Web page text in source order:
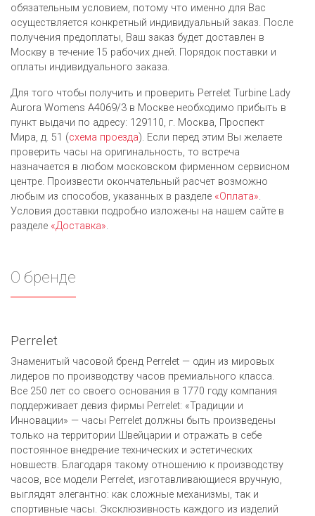
обязательным условием, потому что именно для Вас
осуществляется конкретный индивидуальный заказ. После
получения предоплаты, Ваш заказ будет доставлен в
Москву в течение 15 рабочих дней. Порядок поставки и
оплаты индивидуального заказа.
Для того чтобы получить и проверить Perrelet Turbine Lady
Aurora Womens A4069/3 в Москве необходимо прибыть в
пункт выдачи по адресу: 129110, г. Москва, Проспект
Мира, д. 51 (схема проезда). Если перед этим Вы желаете
проверить часы на оригинальность, то встреча
назначается в любом московском фирменном сервисном
центре. Произвести окончательный расчет возможно
любым из cпособов, указанных в разделе «Оплата».
Условия доставки подробно изложены на нашем сайте в
разделе «Доставка».
О бренде
Perrelet
Знаменитый часовой бренд Perrelet — один из мировых
лидеров по производству часов премиального класса.
Все 250 лет со своего основания в 1770 году компания
поддерживает девиз фирмы Perrelet: «Традиции и
Инновации» — часы Perrelet должны быть произведены
только на территории Швейцарии и отражать в себе
постоянное внедрение технических и эстетических
новшеств. Благодаря такому отношению к производству
часов, все модели Perrelet, изготавливающиеся вручную,
выглядят элегантно: как сложные механизмы, так и
спортивные часы. Эксклюзивность каждого из изделий